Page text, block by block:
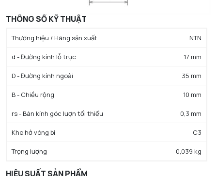
THÔNG SỐ KỸ THUẬT
Thương hiệu / Hãng sản xuất NTN
d - Đường kính lỗ trục 17 mm
D - Đường kính ngoài 35 mm
B - Chiều rộng 10 mm
rs - Bán kính góc lượn tối thiểu 0,3 mm
Khe hở vòng bi C3
Trọng lượng 0,039 kg
HIỆU SUẤT SẢN PHẨM